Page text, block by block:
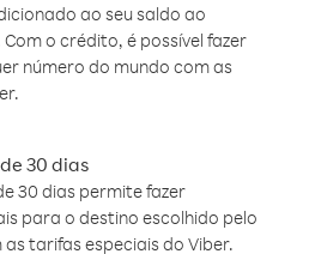
ao seu saldo ao
o crédito, é possível fazer
número do mundo com as
30 dias
30 dias permite fazer
para o destino escolhido pelo
tarifas especiais do Viber.